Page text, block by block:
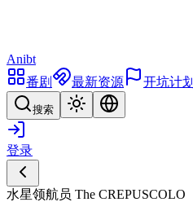
Anibt
番剧
最新资源 开坑计划
搜索
登录
水星领航员 The CREPUSCOLO